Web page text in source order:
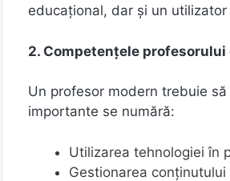
educațional, dar și un
2. Competențele
Un profesor modern trebuie
importante se numără:
Utilizarea tehnologiei în
Gestionarea